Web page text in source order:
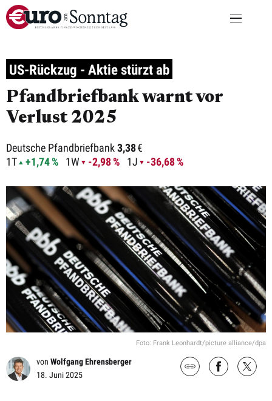
US-Rückzug - Aktie stürzt ab
Pfandbriefbank warnt vor
Verlust 2025
Deutsche Pfandbriefbank3,38€
1T
+1,74 % 1W -2,98 % 1J -36,68 %
Foto: Frank Leonhardt/picture alliance/dpa
von Wolfgang Ehrensberger
18. Juni 2025